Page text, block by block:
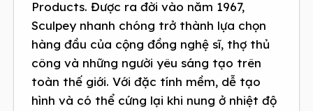
Products. Được ra đời vào năm 1967,
Sculpey nhanh chóng trở thành lựa chọn
hàng đầu của cộng đồng nghệ sĩ, thợ thủ
công và những người yêu sáng tạo trên
toàn thế giới. Với đặc tính mềm, dễ tạo
hình và có thể cứng lại khi nung ở nhiệt độ